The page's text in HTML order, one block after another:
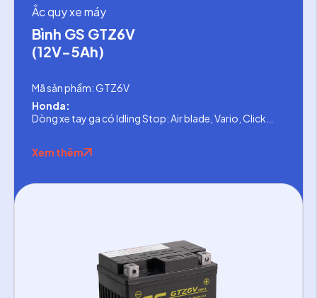
Ắc quy xe máy
Bình GS GTZ6V
(12V-5Ah)
Mã sản phẩm: GTZ6V
Honda:
Dòng xe tay ga có Idling Stop: Air blade, Vario, Click
Yamaha:
FreeGo
Xem thêm